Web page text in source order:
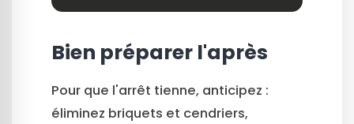
Bien préparer l'après
Pour que l'arrêt tienne, anticipez :
éliminez briquets et cendriers,